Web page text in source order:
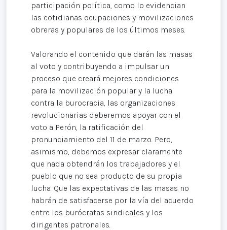
participación política, como lo evidencian
las cotidianas ocupaciones y movilizaciones
obreras y populares de los últimos meses.
Valorando el contenido que darán las masas
al voto y contribuyendo a impulsar un
proceso que creará mejores condiciones
para la movilización popular y la lucha
contra la burocracia, las organizaciones
revolucionarias deberemos apoyar con el
voto a Perón, la ratificación del
pronunciamiento del 11 de marzo. Pero,
asimismo, debemos expresar claramente
que nada obtendrán los trabajadores y el
pueblo que no sea producto de su propia
lucha. Que las expectativas de las masas no
habrán de satisfacerse por la vía del acuerdo
entre los burócratas sindicales y los
dirigentes patronales.